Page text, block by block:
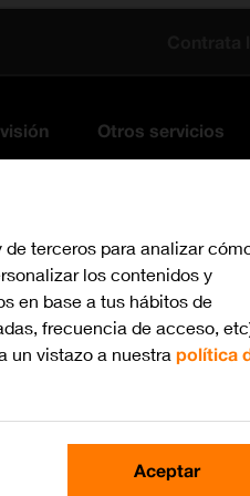
Otros servicios
terceros para analizar
los contenidos y
en base a tus hábitos de
frecuencia de acceso,
un vistazo a nuestra política
Aceptar